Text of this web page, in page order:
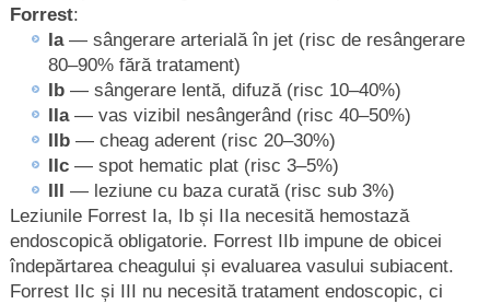
Forrest:
Ia— sângerare arterială în jet (risc de resângerare
80–90% fără tratament)
Ib— sângerare lentă, difuză (risc 10–40%)
IIa— vas vizibil nesângerând (risc 40–50%)
IIb— cheag aderent (risc 20–30%)
IIc— spot hematic plat (risc 3–5%)
III — leziune cu baza curată (risc sub 3%)
Leziunile Forrest Ia, Ib și IIa necesită hemostază
endoscopică obligatorie. Forrest IIb impune de obicei
îndepărtarea cheagului și evaluarea vasului subiacent.
Forrest IIc și III nu necesită tratament endoscopic, ci